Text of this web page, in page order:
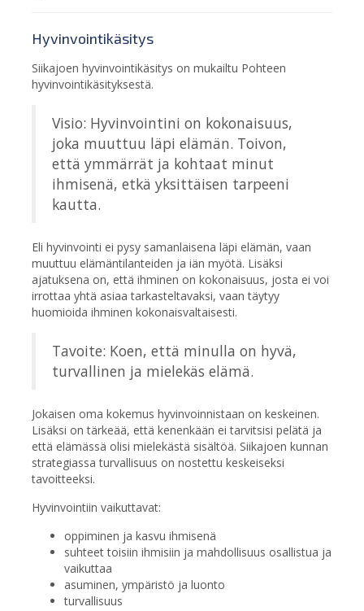
Hyvinvointikäsitys
Siikajoen hyvinvointikäsitys on mukailtu Pohteen
hyvinvointikäsityksestä.
Visio: Hyvinvointini on kokonaisuus,
joka muuttuu läpi elämän. Toivon,
että ymmärrät ja kohtaat minut
ihmisenä, etkä yksittäisen tarpeeni
kautta.
Eli hyvinvointi ei pysy samanlaisena läpi elämän, vaan
muuttuu elämäntilanteiden ja iän myötä. Lisäksi
ajatuksena on, että ihminen on kokonaisuus, josta ei voi
irrottaa yhtä asiaa tarkasteltavaksi, vaan täytyy
huomioida ihminen kokonaisvaltaisesti.
Tavoite: Koen, että minulla on hyvä,
turvallinen ja mielekäs elämä.
Jokaisen oma kokemus hyvinvoinnistaan on keskeinen.
Lisäksi on tärkeää, että kenenkään ei tarvitsisi pelätä ja
että elämässä olisi mielekästä sisältöä. Siikajoen kunnan
strategiassa turvallisuus on nostettu keskeiseksi
tavoitteeksi.
Hyvinvointiin vaikuttavat:
oppiminen ja kasvu ihmisenä
suhteet toisiin ihmisiin ja mahdollisuus osallistua ja
vaikuttaa
asuminen, ympäristö ja luonto
turvallisuus